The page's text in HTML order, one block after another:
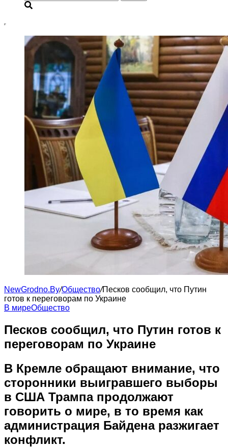
NewGrodno.By/Общество/Песков сообщил, что Путин
готов к переговорам по Украине
В миреОбщество
Песков сообщил, что Путин готов к
переговорам по Украине
В Кремле обращают внимание, что
сторонники выигравшего выборы
в США Трампа продолжают
говорить о мире, в то время как
администрация Байдена разжигает
конфликт.